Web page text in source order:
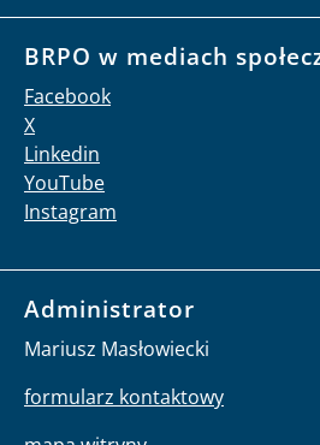
BRPO w mediach
Facebook
X
Linkedin
YouTube
Instagram
Administrator
Mariusz Masłowiecki
formularz kontaktowy